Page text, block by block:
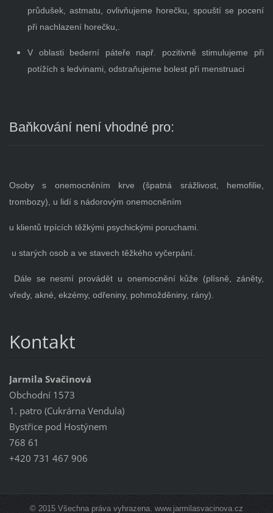
průdušek, astmatu, ovlivňujeme horečku, spouští se pocení
při nachlazení horečku,.
V oblasti bederní páteře např. pozitivně stimulujeme při
potížích s ledvinami, odstraňujeme bolest při menstruaci
Baňkování není vhodné pro:
Osoby s onemocněním krve (špatná srážlivost, hemofilie,
trombozy), u lidí s nádorovým onemocněním
u klientů trpících těžkými psychickými poruchami.
u starých osob a ve stavech těžkého vyčerpání.
Dále se nesmí provádět u onemocnění kůže (plísně, záněty,
vředy, akné, ekzémy, odřeniny, pohmožděniny, rány).
Kontakt
Jarmila Svačinová
Obchodní 1573
1. patro (Cukrárna Vendula)
Bystřice pod Hostýnem
768 61
+420 731 467 906
© 2015 Všechna práva vyhrazena. www.jarmilasvacinova.cz